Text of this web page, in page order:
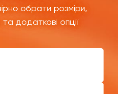
обрати розміри,
додаткові опції